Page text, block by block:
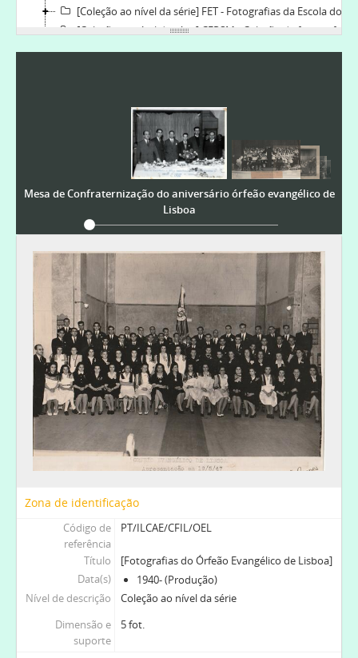
[Coleção ao nível da série] FET - Fotografias da Escola do Torne, 1897-1989
[Coleção ao nível da série] CFPSM - Coleção de fotografias da Paróquia do Salvador do Mundo, 1901-2016-05-14
[Coleção ao nível da série] SAFF - Sagração de António Ferreira Fiandor, 1958-06-22
[Coleção ao nível da série] LJEB - Fotografias da Liga da Juventude Evangélica do Bonfim, 1911-1959
[Coleção ao nível da série] EBCH - Encontro Bibliotecas e conhecimento humano, 2019
[Coleção ao nível da série] DPC - Fotografias de D. Daniel de Pina Cabral, 1935-2013
[Coleção ao nível da série] MILCAE - Momentos da Igreja Lusitana ao longo da sua História, 1880-
[Coleção ao nível da série] OEL - [Fotografias do Órfeão Evangélico de Lisboa], 1940-
[Documento simples] 001 - Mesa de Confraternização do aniversário órfeão evangélico de Lisboa, 1948-02-07
[Documento simples] 002 - Concerto do órfeão evangélico de Lisboa, 1948-05-31
[Documento simples] 004 - Concerto do órfeão evangélico de Lisboa no teatro Avenida, 1953-06-01
[Documento simples] 005 - Concerto do órfeão evangélico de Lisboa no teatro Avenida, 1953-06-01
[Coleção ao nível da série] FED - Fotografias da Escola Dominical de Lisboa, [1920-1930]
Mesa de Confraternização do aniversário órfeão evangélico de
Lisboa
Zona de identificação
Código de
referência
PT/ILCAE/CFIL/OEL
Título
[Fotografias do Órfeão Evangélico de Lisboa]
Data(s)
1940- (Produção)
Nível de descrição
Coleção ao nível da série
Dimensão e
suporte
5 fot.